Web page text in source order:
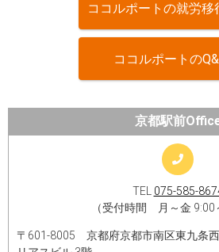
ココルポートの就労移
ココルポートの
京都駅前
TEL 075-585-
（受付時間 月～金 9:00
〒601-8005 京都府京都市南区東九条